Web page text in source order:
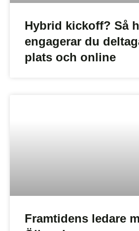
Hybrid kickoff? Så
engagerar du
plats och online
Framtidens ledare